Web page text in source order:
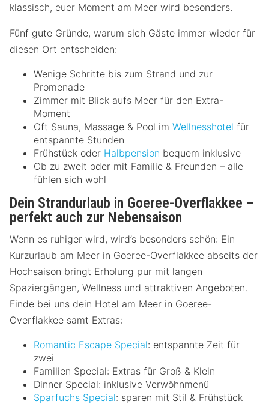
klassisch, euer Moment am Meer wird besonders.
Fünf gute Gründe, warum sich Gäste immer wieder für
diesen Ort entscheiden:
Wenige Schritte bis zum Strand und zur
Promenade
Zimmer mit Blick aufs Meer für den Extra-
Moment
Oft Sauna, Massage & Pool im Wellnesshotel für
entspannte Stunden
Frühstück oder Halbpension bequem inklusive
Ob zu zweit oder mit Familie & Freunden – alle
fühlen sich wohl
Dein Strandurlaub in Goeree-Overflakkee –
perfekt auch zur Nebensaison
Wenn es ruhiger wird, wird’s besonders schön: Ein
Kurzurlaub am Meer in Goeree-Overflakkee abseits der
Hochsaison bringt Erholung pur mit langen
Spaziergängen, Wellness und attraktiven Angeboten.
Finde bei uns dein Hotel am Meer in Goeree-
Overflakkee samt Extras:
Romantic Escape Special: entspannte Zeit für
zwei
Familien Special: Extras für Groß & Klein
Dinner Special: inklusive Verwöhnmenü
Sparfuchs Special: sparen mit Stil & Frühstück